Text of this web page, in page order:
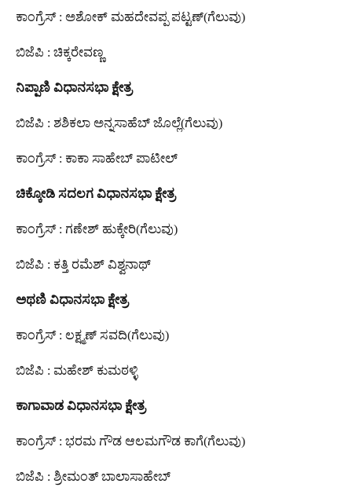
ಕಾಂಗ್ರೆಸ್ : ಅಶೋಕ್ ಮಹದೇವಪ್ಪ ಪಟ್ಟಣ್(ಗೆಲುವು)
ಬಿಜೆಪಿ : ಚಿಕ್ಕರೇವಣ್ಣ
ನಿಪ್ಪಾಣಿ ವಿಧಾನಸಭಾ ಕ್ಷೇತ್ರ
ಬಿಜೆಪಿ : ಶಶಿಕಲಾ ಅನ್ನಸಾಹೆಬ್ ಜೊಲ್ಲೆ(ಗೆಲುವು)
ಕಾಂಗ್ರೆಸ್ : ಕಾಕಾ ಸಾಹೇಬ್ ಪಾಟೀಲ್
ಚಿಕ್ಕೋಡಿ ಸದಲಗ ವಿಧಾನಸಭಾ ಕ್ಷೇತ್ರ
ಕಾಂಗ್ರೆಸ್ : ಗಣೇಶ್ ಹುಕ್ಕೇರಿ(ಗೆಲುವು)
ಬಿಜೆಪಿ : ಕತ್ತಿ ರಮೆಶ್ ವಿಶ್ವನಾಥ್
ಅಥಣಿ ವಿಧಾನಸಭಾ ಕ್ಷೇತ್ರ
ಕಾಂಗ್ರೆಸ್ : ಲಕ್ಷ್ಮಣ್ ಸವದಿ(ಗೆಲುವು)
ಬಿಜೆಪಿ : ಮಹೇಶ್ ಕುಮಠಳ್ಳಿ
ಕಾಗಾವಾಡ ವಿಧಾನಸಭಾ ಕ್ಷೇತ್ರ
ಕಾಂಗ್ರೆಸ್ : ಭರಮ ಗೌಡ ಆಲಮಗೌಡ ಕಾಗೆ(ಗೆಲುವು)
ಬಿಜೆಪಿ : ಶ್ರೀಮಂತ್ ಬಾಲಾಸಾಹೇಬ್